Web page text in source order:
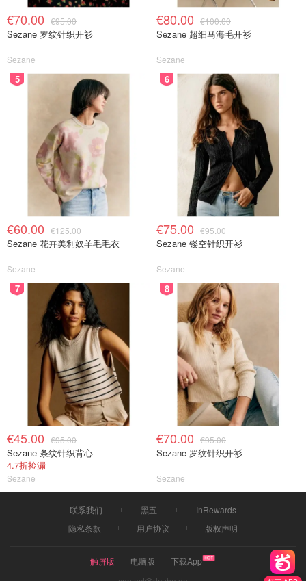
€70.00 €95.00
Sezane 罗纹针织开衫
Sezane
€80.00 €100.00
Sezane 超细马海毛开衫
Sezane
5
€60.00 €125.00
Sezane 花卉美利奴羊毛毛衣
Sezane
6
€75.00 €95.00
Sezane 镂空针织开衫
Sezane
7
€45.00 €95.00
Sezane 条纹针织背心
4.7折捡漏
Sezane
8
€70.00 €95.00
Sezane 罗纹针织开衫
Sezane
联系我们 黑五
InRewards
隐私条款
用户协议 版权声明
触屏版 电脑版
下载App